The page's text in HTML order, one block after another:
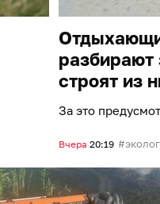
строят из
За это
Вчера 20:19